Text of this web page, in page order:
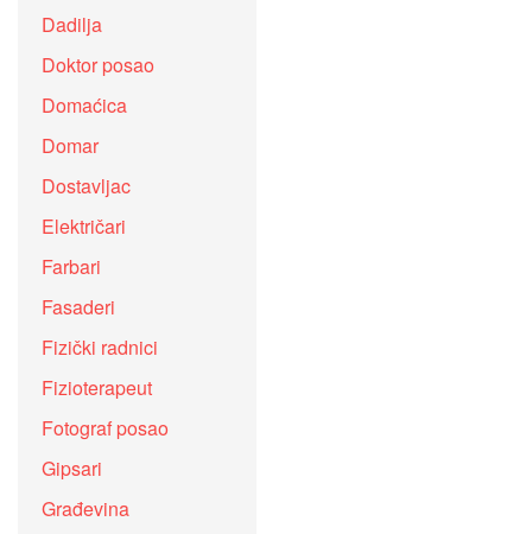
Dadilja
Doktor posao
Domaćica
Domar
Dostavljac
Električari
Farbari
Fasaderi
Fizički radnici
Fizioterapeut
Fotograf posao
Gipsari
Građevina